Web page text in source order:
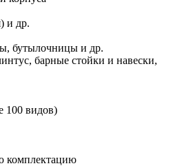
и др.
бутылочницы и др.
барные стойки и навески,
100 видов)
комплектацию